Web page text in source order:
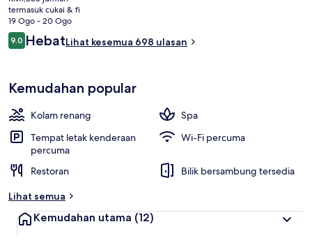
ialah
RM1,622
termasuk cukai & fi
19 Ogo - 20 Ogo
Ulasan
9.09.0 daripada 10
HebatLihat kesemua 698 ulasan
Kemudahan popular
Kolam renang
Spa
Tempat letak kenderaan
percuma
Wi-Fi percuma
Restoran
Bilik bersambung tersedia
Lihat semua
Kemudahan utama (12)